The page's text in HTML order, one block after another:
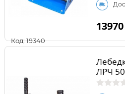
Код: 19340
13970
ЛРЧ